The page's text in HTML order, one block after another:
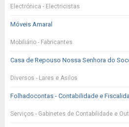
Electrónica - Electricistas
Móveis Amaral
Mobiliário - Fabricantes
Casa de Repouso Nossa Senhora do
Diversos - Lares e Asilos
Folhadocontas - Contabilidade e
Serviços - Gabinetes de Contabilidade e